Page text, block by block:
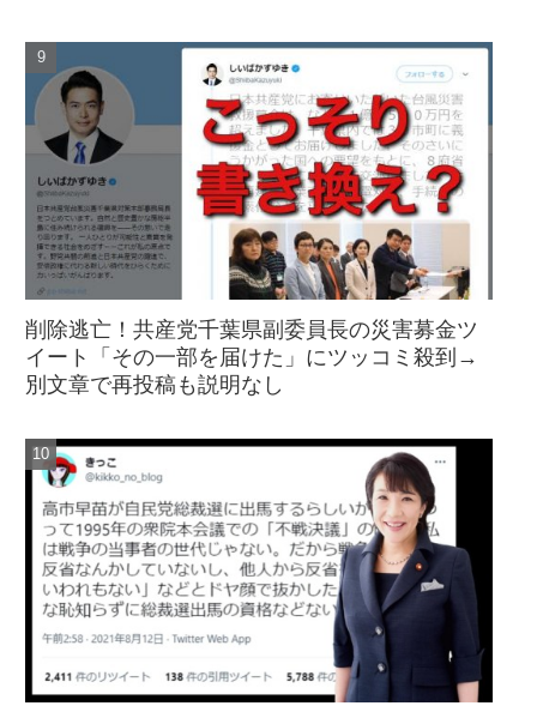
削除逃亡！共産党千葉県副委員長の災害募金ツ
イート「その一部を届けた」にツッコミ殺到→
別文章で再投稿も説明なし